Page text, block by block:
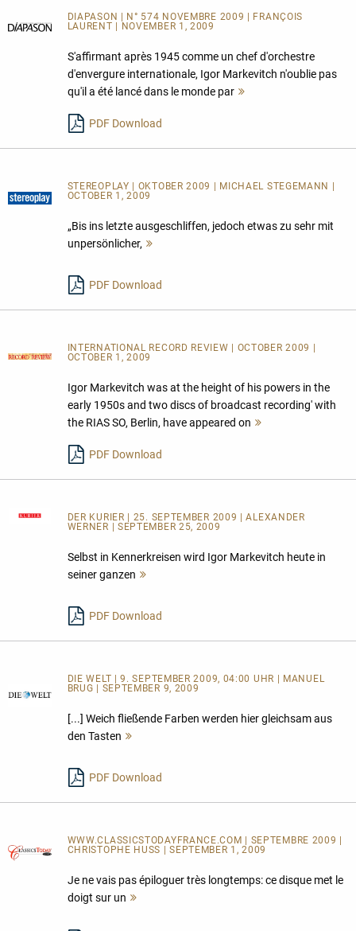
DIAPASON | N° 574 NOVEMBRE 2009 | FRANÇOIS
LAURENT | NOVEMBER 1, 2009
S'affirmant après 1945 comme un chef d'orchestre
d'envergure internationale, Igor Markevitch n'oublie pas
qu'il a été lancé dans le monde par
PDF Download
STEREOPLAY | OKTOBER 2009 | MICHAEL STEGEMANN |
OCTOBER 1, 2009
„Bis ins letzte ausgeschliffen, jedoch etwas zu sehr mit
unpersönlicher,
PDF Download
INTERNATIONAL RECORD REVIEW | OCTOBER 2009 |
OCTOBER 1, 2009
Igor Markevitch was at the height of his powers in the
early 1950s and two discs of broadcast recording' with
the RIAS SO, Berlin, have appeared on
PDF Download
DER KURIER | 25. SEPTEMBER 2009 | ALEXANDER
WERNER | SEPTEMBER 25, 2009
Selbst in Kennerkreisen wird Igor Markevitch heute in
seiner ganzen
PDF Download
DIE WELT | 9. SEPTEMBER 2009, 04:00 UHR | MANUEL
BRUG | SEPTEMBER 9, 2009
[...] Weich fließende Farben werden hier gleichsam aus
den Tasten
PDF Download
WWW.CLASSICSTODAYFRANCE.COM | SEPTEMBRE 2009 |
CHRISTOPHE HUSS | SEPTEMBER 1, 2009
Je ne vais pas épiloguer très longtemps: ce disque met le
doigt sur un